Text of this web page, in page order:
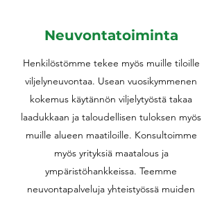
Neuvontatoiminta
Henkilöstömme tekee myös muille tiloille
viljelyneuvontaa. Usean vuosikymmenen
kokemus käytännön viljelytyöstä takaa
laadukkaan ja taloudellisen tuloksen myös
muille alueen maatiloille. Konsultoimme
myös yrityksiä maatalous ja
ympäristöhankkeissa. Teemme
neuvontapalveluja yhteistyössä muiden